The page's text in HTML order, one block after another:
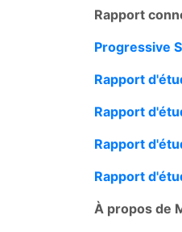
Rapport
Progressive
Rapport
Rapport
Rapport
Rapport
À propos de